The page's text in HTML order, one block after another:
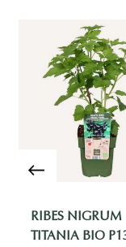
RIBES NIGRUM
TITANIA BIO